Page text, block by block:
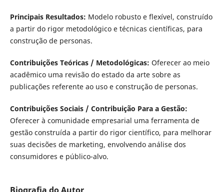
Principais Resultados: Modelo robusto e flexível, construído
a partir do rigor metodológico e técnicas científicas, para
construção de personas.
Contribuições Teóricas / Metodológicas: Oferecer ao meio
acadêmico uma revisão do estado da arte sobre as
publicações referente ao uso e construção de personas.
Contribuições Sociais / Contribuição Para a Gestão:
Oferecer à comunidade empresarial uma ferramenta de
gestão construída a partir do rigor científico, para melhorar
suas decisões de marketing, envolvendo análise dos
consumidores e público-alvo.